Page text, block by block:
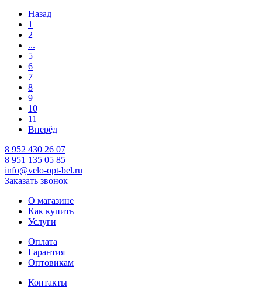
Назад
1
2
...
5
6
7
8
9
10
11
Вперёд
8 952 430 26 07
8 951 135 05 85
info@velo-opt-bel.ru
Заказать звонок
О магазине
Как купить
Услуги
Оплата
Гарантия
Оптовикам
Контакты